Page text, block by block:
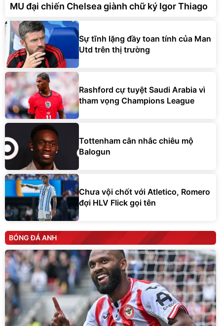
MU đại chiến Chelsea giành chữ ký Igor Thiago
Sự tĩnh lặng đầy toan tính của Man
Utd trên thị trường
Rashford cự tuyệt Saudi Arabia vì
tham vọng Champions League
Tottenham cân nhắc chiêu mộ
Balogun
Chưa vội chốt với Atletico, Romero
đợi HLV Flick gọi tên
BÓNG ĐÁ ANH